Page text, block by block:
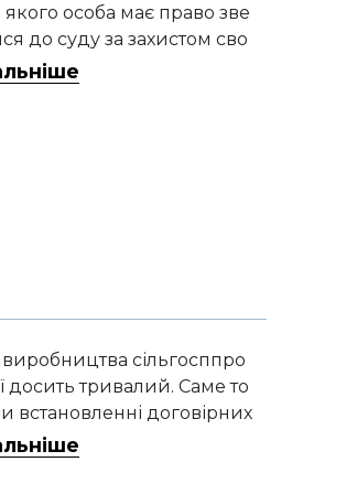
якого особа має право зве
до суду за захистом сво
цивільного прав
сільгосппро
досить тривалий. Саме то
встановленні договірних
щодо користування зе